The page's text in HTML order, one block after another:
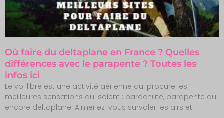
Où faire du deltaplane en France ? Quelles
différences avec le parapente ? Toutes les
infos ici
Le vol libre est une activité aérienne qui procure les
meilleures sensations qui soient : parachute, parapente ou
encore deltaplane. Aimeriez-vous survoler les airs et